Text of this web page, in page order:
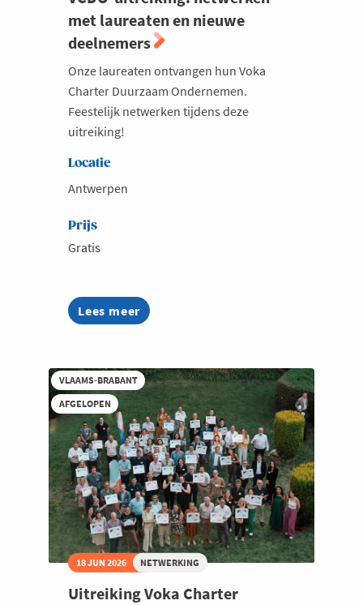
met laureaten en nieuwe
deelnemers
Onze laureaten ontvangen hun Voka
Charter Duurzaam Ondernemen.
Feestelijk netwerken tijdens deze
uitreiking!
Locatie
Antwerpen
Prijs
Gratis
Lees meer
about
VCDO-
met
laureaten
en
nieuwe
deelnemers
VLAAMS-BRABANT
AFGELOPEN
18 JUN 2026 NETWERKING
Uitreiking Voka Charter
Milieu
Mobiliteit
Netwerking
Onderwijs
Opvolging en Overname
Persoonlijke vaardigheden
Regeringsvorming
Retail
Ruimtelijke ordening en Infrastructuur
Starten
Strategie
Welzijn en gezondheidszorg